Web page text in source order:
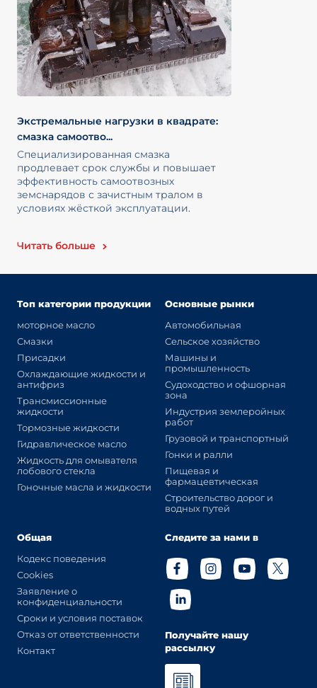
Экстремальные нагрузки в квадрате:
смазка самоотво...
Специализированная смазка
продлевает срок службы и повышает
эффективность самоотвозных
земснарядов с зачистным тралом в
условиях жёсткой эксплуатации.
Читать больше
Топ категории продукции
моторное масло
Смазки
Присадки
Охлаждающие жидкости и
антифриз
Трансмиссионные
жидкости
Тормозные жидкости
Гидравлическое масло
Жидкость для омывателя
лобового стекла
Гоночные масла и жидкости
Основные рынки
Автомобильная
Сельское хозяйство
Машины и
промышленность
Судоходство и офшорная
зона
Индустрия землеройных
работ
Грузовой и транспортный
Гонки и ралли
Пищевая и
фармацевтическая
Строительство дорог и
водных путей
Общая
Кодекс поведения
Cookies
Заявление о
конфиденциальности
Сроки и условия поставок
Отказ от ответственности
Контакт
Следите за нами в
Получайте нашу
рассылку